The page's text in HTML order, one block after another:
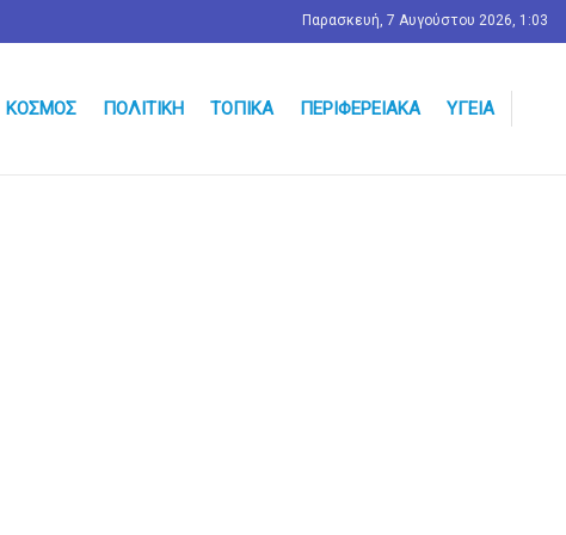
Παρασκευή, 7 Αυγούστου 2026, 1:03
ΚΌΣΜΟΣ ΠΟΛΙΤΙΚΉ ΤΟΠΙΚΆ ΠΕΡΙΦΕΡΕΙΑΚΆ ΥΓΕΊΑ